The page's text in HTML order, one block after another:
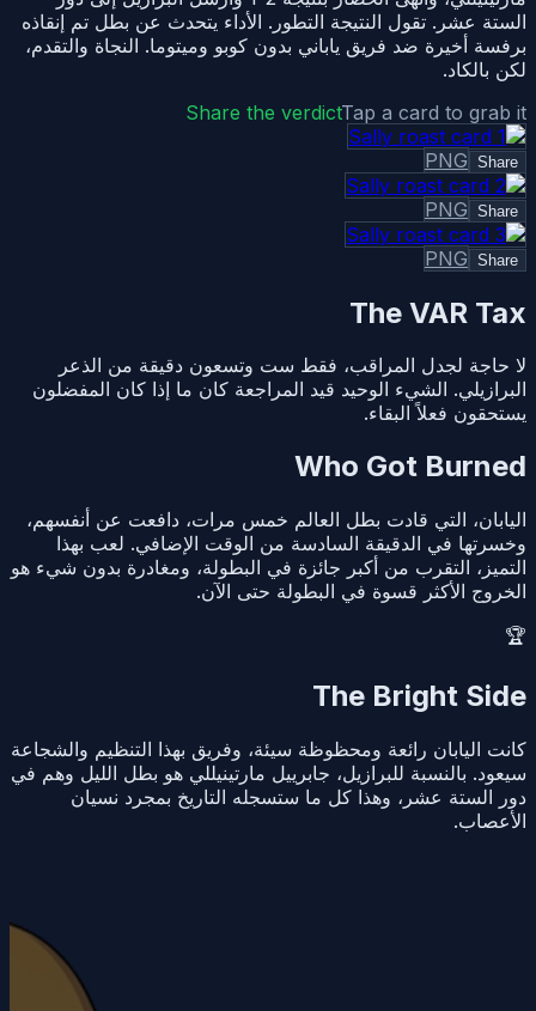
الستة عشر. تقول النتيجة التطور. الأداء يتحدث عن بطل تم إنقاذه
برفسة أخيرة ضد فريق ياباني بدون كوبو وميتوما. النجاة والتقدم،
لكن بالكاد.
Share the verdictTap a card to grab it
Share
PNG
Share
PNG
Share
PNG
The VAR Tax
لا حاجة لجدل المراقب، فقط ست وتسعون دقيقة من الذعر
البرازيلي. الشيء الوحيد قيد المراجعة كان ما إذا كان المفضلون
يستحقون فعلاً البقاء.
Who Got Burned
اليابان، التي قادت بطل العالم خمس مرات، دافعت عن أنفسهم،
وخسرتها في الدقيقة السادسة من الوقت الإضافي. لعب بهذا
التميز، التقرب من أكبر جائزة في البطولة، ومغادرة بدون شيء هو
الخروج الأكثر قسوة في البطولة حتى الآن.
🏆
The Bright Side
كانت اليابان رائعة ومحظوظة سيئة، وفريق بهذا التنظيم والشجاعة
سيعود. بالنسبة للبرازيل، جابرييل مارتينيللي هو بطل الليل وهم في
دور الستة عشر، وهذا كل ما ستسجله التاريخ بمجرد نسيان
الأعصاب.